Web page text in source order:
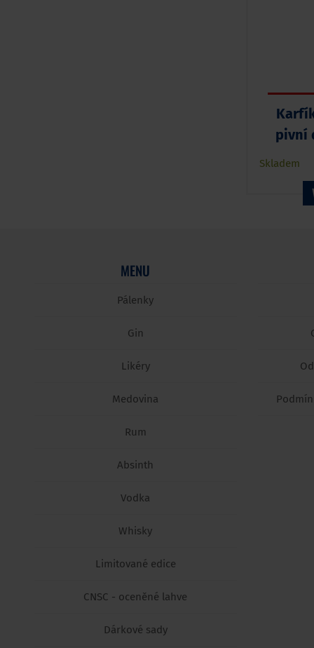
pivní
Skladem
MENU
Pálenky
Gin
Likéry
Medovina
Rum
Absinth
Vodka
Whisky
Limitované edice
CNSC - oceněné lahve
Dárkové sady